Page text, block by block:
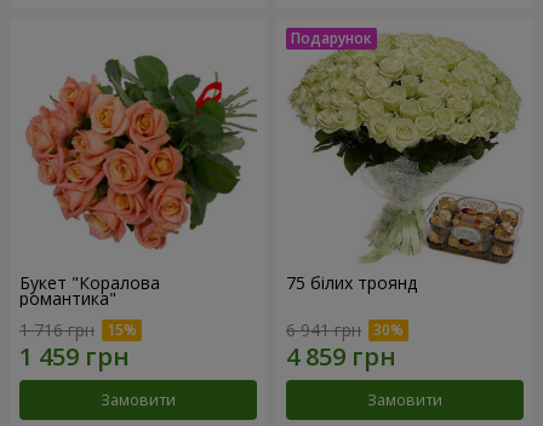
Букет "Коралова
романтика"
1 716 грн
Замовити
75 білих троянд
6 941 грн
Замовити